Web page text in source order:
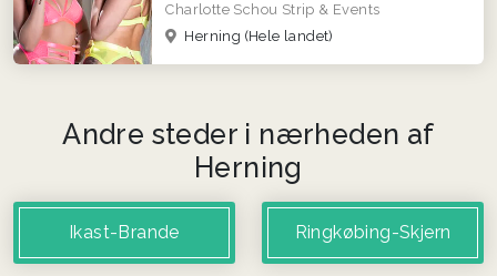
Charlotte Schou Strip & Events
Herning (Hele landet)
Andre steder i nærheden af
Herning
Ikast-Brande Ringkøbing-Skjern